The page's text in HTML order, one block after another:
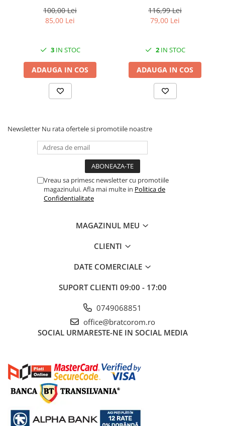
Instalatii de Craciun
Lumanari si candele
Suporturi lumanari
Maturi, Mopuri si galeti
Prosoape de hartie si servetele
Servetele umede
Solutii geamuri
Ghivece si suporturi
Lampi solare
Leagane copii
Lopeti si unelte deszapezit
Mobilier gradina
pentru grădină și curte
100,00 Lei
85,00 Lei
3IN STOC
ADAUGA IN COS
lungime totala 4.8 m
116,99 Lei
79,00 Lei
2IN STOC
ADAUGA IN COS
Newsletter Nu rata ofertele si promotiile noastre
Vreau sa primesc newsletter cu promotiile
magazinului. Afla mai multe in Politica de
Confidentialitate
MAGAZINUL MEU
CLIENTI
DATE COMERCIALE
SUPORT CLIENTI 09:00 - 17:00
0749068851
office@bratcorom.ro
SOCIAL URMARESTE-NE IN SOCIAL MEDIA